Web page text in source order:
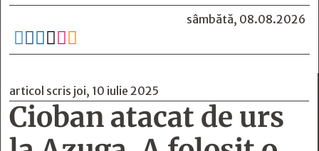
sâmbătă, 08.08.2026
     
articol scris joi, 10 iulie 2025
Cioban atacat de urs